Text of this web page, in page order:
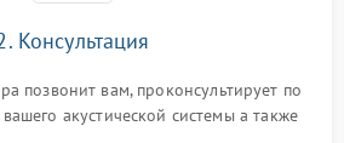
Консультация
позвонит вам, проконсультирует по
акустической системы а также